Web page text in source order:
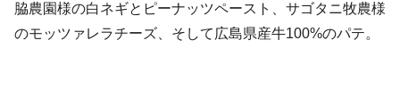
脇農園様の白ネギとピーナッツペースト、サゴタニ牧農様
のモッツァレラチーズ、そして広島県産牛100%のパテ。